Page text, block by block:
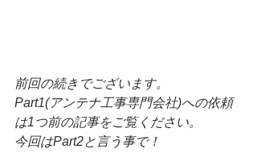
前回の続きでございます。
Part1(アンテナ工事専門会社)への依頼
は1つ前の記事をご覧ください。
今回はPart2と言う事で！